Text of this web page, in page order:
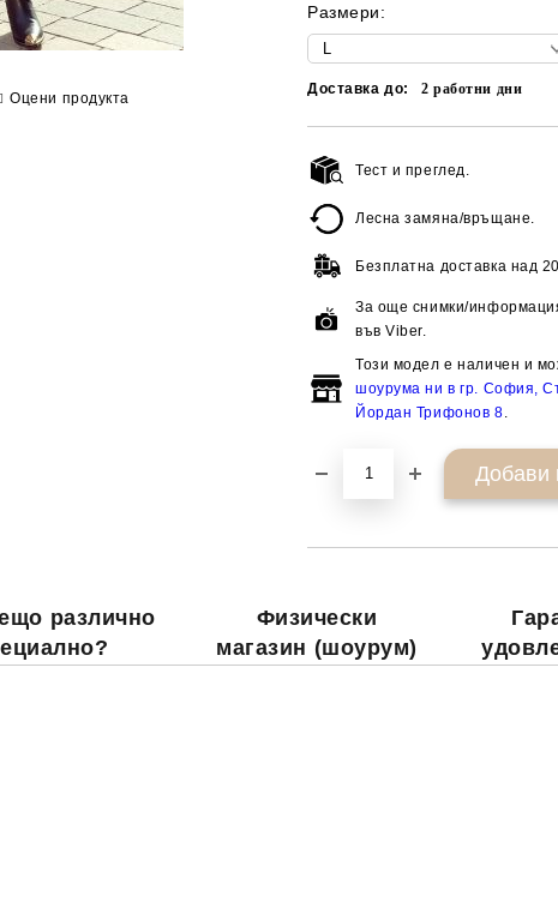
Размери:
Доставка до: 2работни дни
Тест и преглед.
Лесна замяна/връщане.
Безплатна доставка над
За още снимки/
във Viber.
Този модел е наличен и
шоурума ни в гр. София,
Йордан Трифонов 8
Оцени продукта
различно
Физически
магазин (шоурум)